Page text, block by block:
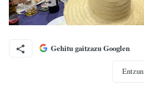
Gehitu gaitzazu Googlen
Entzun